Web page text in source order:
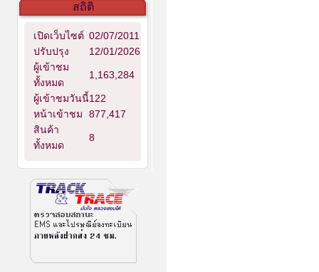
สถิติ
เปิดเว็บไซต์ 02/07/2011
ปรับปรุง
12/01/2026
ผู้เข้าชม
ทั้งหมด
1,163,284
ผู้เข้าชมวันนี้122
หน้าเข้าชม
877,417
สินค้า
ทั้งหมด
8